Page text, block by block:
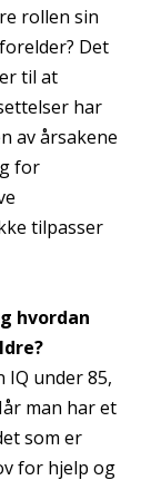
rollen sin
Det
til at
har
av årsakene
for
tilpasser
hvordan
IQ under 85,
man har et
som er
for hjelp og